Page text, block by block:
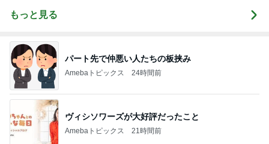
もっと見る
パート先で仲悪い人たちの板挟み
Amebaトピックス 24時間前
ヴィシソワーズが大好評だったこと
Amebaトピックス 21時間前